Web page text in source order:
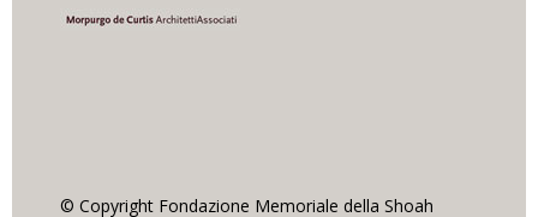
© Copyright Fondazione Memoriale della Shoah